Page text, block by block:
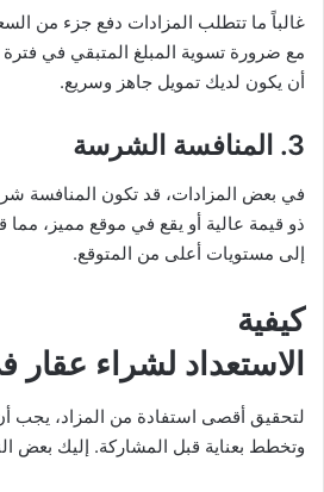
غالباً ما تتطلب المزادات دفع جزء من
مع ضرورة تسوية المبلغ المتبقي في
أن يكون لديك تمويل جاهز وسريع.
3. المنافسة الشرسة
في بعض المزادات، قد تكون المنافسة
ذو قيمة عالية أو يقع في موقع مميز، مما
إلى مستويات أعلى من المتوقع.
كيفية
الاستعداد لشراء عقار
لتحقيق أقصى استفادة من المزاد، يجب
وتخطط بعناية قبل المشاركة. إليك بعض